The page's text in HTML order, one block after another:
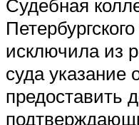
Судебная
исключила из
суда указание
предоставить